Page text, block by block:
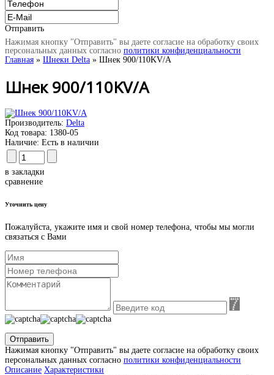
Отправить
Нажимая кнопку "Отправить" вы даете согласие на обработку своих
персональных данных согласно политики конфиденциальности
Главная » Шнеки Delta » Шнек 900/110KV/A
Шнек 900/110KV/A
Производитель: Delta
Код товара: 1380-05
Наличие: Есть в наличии
в закладки
сравнение
Уточнить цену
Пожалуйста, укажите имя и свой номер телефона, чтобы мы могли
связаться с Вами
Отправить
Нажимая кнопку "Отправить" вы даете согласие на обработку своих
персональных данных согласно политики конфиденциальности
Описание Характеристики